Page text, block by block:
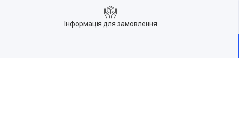
Інформація для замовлення